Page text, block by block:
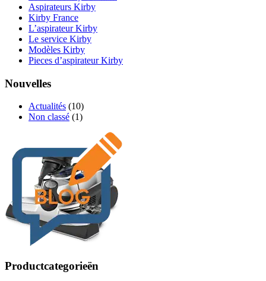
Aspirateurs Kirby
Kirby France
L’aspirateur Kirby
Le service Kirby
Modèles Kirby
Pieces d’aspirateur Kirby
Nouvelles
Actualités (10)
Non classé (1)
Productcategorieën